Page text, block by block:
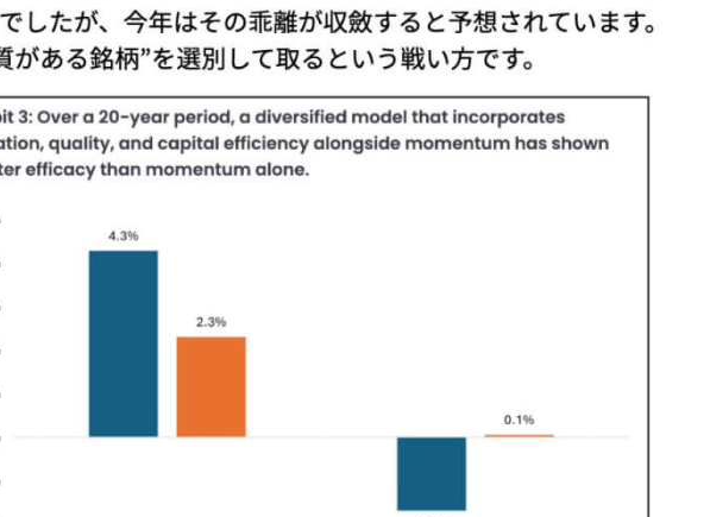
コラム
ログイン
関連書籍
メールマガジン登録
よくある質問